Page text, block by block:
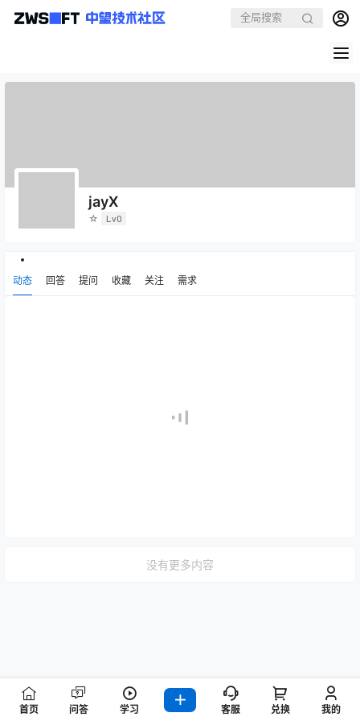
jayX
☆ Lv0
动态 回答 提问 收藏 关注 需求
没有更多内容
首页 问答 学习 客服 兑换 我的